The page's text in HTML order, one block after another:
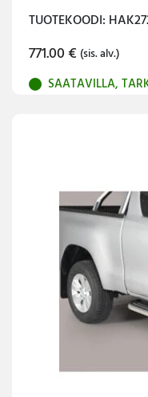
TUOTEKOODI:
771.00€ (sis. alv.)
SAATAVILLA,